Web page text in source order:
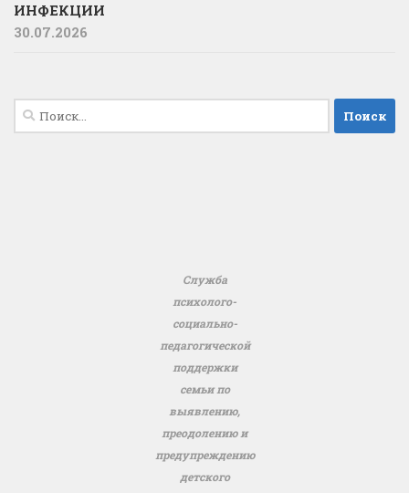
ИНФЕКЦИИ
30.07.2026
Найти:
Служба
психолого-
социально-
педагогической
поддержки
семьи по
выявлению,
преодолению и
предупреждению
детского